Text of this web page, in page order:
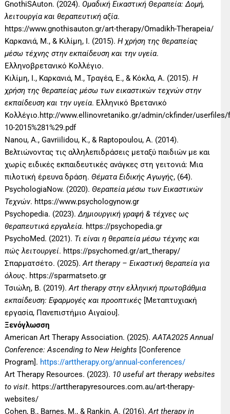
GnothiSAuton. (2024). Ομαδική Εικαστική Θεραπεία: Δομή,
λειτουργία και θεραπευτική αξία.
https://www.gnothisauton.gr/art-therapy/Omadikh-Therapeia/
Καρκανιά, Μ., & Κιλίμη, Ι. (2015).Η χρήση της θεραπείας
μέσω τέχνης στην εκπαίδευση και την υγεία.
Ελληνοβρετανικό Κολλέγιο.
Κιλίμη, Ι., Καρκανιά, Μ., Τραγέα, Ε., & Κόκλα, Α. (2015).Η
χρήση της θεραπείας μέσω των εικαστικών τεχνών στην
εκπαίδευση και την υγεία. Ελληνικό Βρετανικό
Κολλέγιο.http://www.ellinovretaniko.gr/admin/ckfinder/userfiles/
10-2015%281%29.pdf
Nanou, A., Gavriilidou, K., & Raptopoulou, A. (2014).
Βελτιώνοντας τις αλληλεπιδράσεις μεταξύ παιδιών με και
χωρίς ειδικές εκπαιδευτικές ανάγκες στη γειτονιά: Μια
πιλοτική έρευνα δράση.Θέματα Ειδικής Αγωγής, (64).
PsychologiaNow. (2020).Θεραπεία μέσω των Εικαστικών
Τεχνών. https://www.psychologynow.gr
Psychopedia. (2023).Δημιουργική γραφή & τέχνες ως
θεραπευτικά εργαλεία. https://psychopedia.gr
PsychoMed. (2021). Τι είναι η θεραπεία μέσω τέχνης και
πώς λειτουργεί. https://psychomed.gr/art_therapy/
Σπαρματσέτο. (2025).Art therapy – Εικαστική θεραπεία για
όλους. https://sparmatseto.gr
Τσιώλη, Β. (2019).Art therapy στην ελληνική πρωτοβάθμια
εκπαίδευση: Εφαρμογές και προοπτικές [Μεταπτυχιακή
εργασία, Πανεπιστήμιο Αιγαίου].
Ξενόγλωσση
American Art Therapy Association. (2025).AATA2025 Annual
Conference: Ascending to New Heights [Conference
Program]. https://arttherapy.org/annual-conferences/
Art Therapy Resources. (2023). 10 useful art therapy websites
to visit. https://arttherapyresources.com.au/art-therapy-
websites/
Cohen, B., Barnes, M., & Rankin, A. (2016).Art therapy in